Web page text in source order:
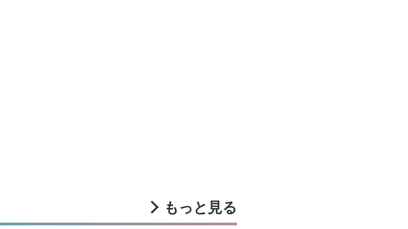
もっと見る